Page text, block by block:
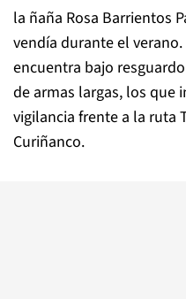
la ñaña Rosa Barrientos
vendía durante el
encuentra bajo
de armas largas, los
vigilancia frente a la ruta
Curiñanco.